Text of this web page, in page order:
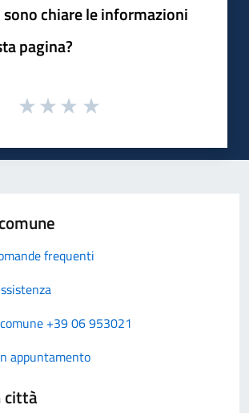
sono chiare le informazioni
pagina?
frequenti
+39 06 953021
appuntamento
città